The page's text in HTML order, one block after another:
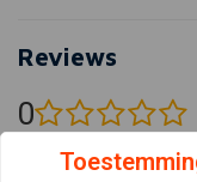
Reviews
0